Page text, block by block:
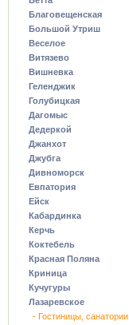
Благовещенская
Большой Утриш
Веселое
Витязево
Вишневка
Геленджик
Голубицкая
Дагомыс
Дедеркой
Джанхот
Джубга
Дивноморск
Евпатория
Ейск
Кабардинка
Керчь
Коктебель
Красная Поляна
Криница
Кучугуры
Лазаревское
- Гостиницы, санатории